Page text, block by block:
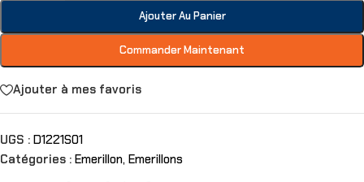
Ajouter Au Panier
Commander Maintenant
Ajouter à mes favoris
UGS : D1221S01
Catégories : Emerillon, Emerillons